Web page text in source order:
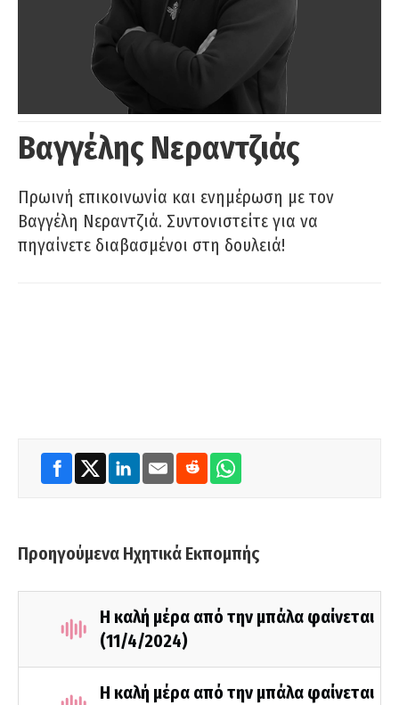
Βαγγέλης Νεραντζιάς
Πρωινή επικοινωνία και ενημέρωση με τον
Βαγγέλη Νεραντζιά. Συντονιστείτε για να
πηγαίνετε διαβασμένοι στη δουλειά!
Προηγούμενα Ηχητικά Εκπομπής
Η καλή μέρα από την μπάλα φαίνεται
(11/4/2024)
Η καλή μέρα από την μπάλα φαίνεται